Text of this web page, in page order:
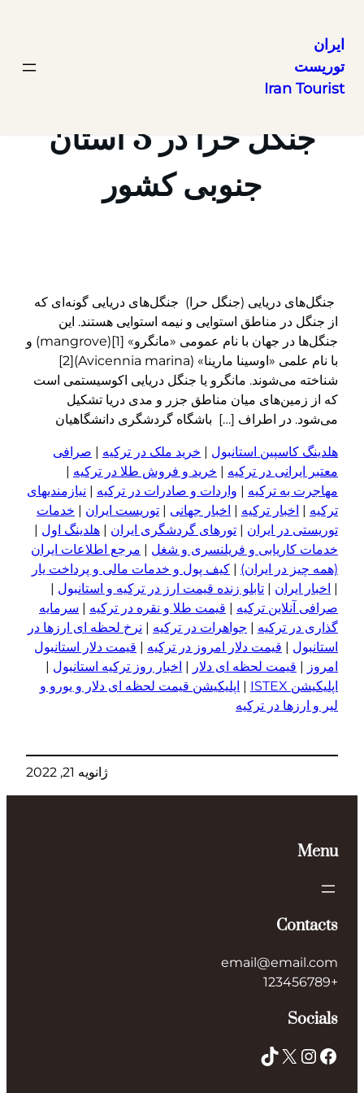
رفتن
ایران
توریست
Iran Tourist
جنگل حرا در 3 استان
جنوبی کشور
جنگل‌های دریایی (جنگل حرا) جنگل‌های دریایی گونه‌ای که
از جنگل در مناطق استوایی و نیمه استوایی هستند. این
جنگل‌ها در جهان با نام عمومی «مانگرو» [1](mangrove) و
با نام علمی «اوسینا مارینا» (Avicennia marina)[2]
شناخته می‌شوند. مانگرو یا جنگل دریایی اکوسیستمی است
که از زمین‌های میان مناطق جزر و مدی دریا تشکیل
می‌شود. در اطراف […] باشگاه گردشگری دانشگاهیان
هلدینگ کاسپین استانبول | خرید ملک در ترکیه | صرافی
معتبر ایرانی در ترکیه | خرید و فروش طلا در ترکیه |
مهاجرت به ترکیه | واردات و صادرات در ترکیه | نیازمندیهای
ترکیه | اخبار ترکیه | اخبار جهانی | توریست ایران | خدمات
توریستی در ایران | تورهای گردشگری ایران | هلدینگ اول |
خدمات کاریابی و فریلنسری و شغل | مرجع اطلاعات ایران
(همه چیز در ایران) | کیف پول و خدمات مالی و پرداخت یار
| اخبار ایران | تابلو زنده قیمت ارز در ترکیه و استانبول |
صرافی آنلاین ترکیه | قیمت طلا و نقره در ترکیه | سرمایه
گذاری در ترکیه | جواهرات در ترکیه | نرخ لحظه ای ارزها در
استانبول | قیمت دلار امروز در ترکیه | قیمت دلار استانبول
امروز | قیمت لحظه ای دلار | اخبار روز ترکیه استانبول |
اپلیکیشن ISTEX
| اپلیکیشن قیمت لحظه ای دلار و یورو و
لیر و ارزها در ترکیه
ژانویه 21, 2022
Menu
Contacts
email@email.com
+123456789
Socials
Facebook
Instagram
X
TikTok